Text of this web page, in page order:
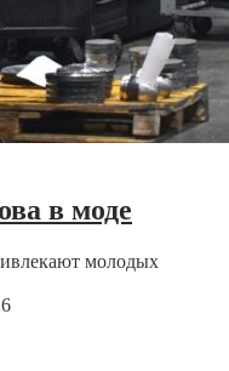
в моде
молодых